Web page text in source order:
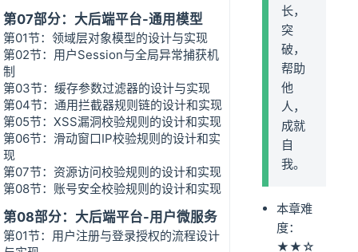
第07部分：大后端平台-通用模型
第01节：领域层对象模型的设计与实现
第02节：用户Session与全局异常捕获机
制
第03节：缓存参数过滤器的设计与实现
第04节：通用拦截器规则链的设计和实现
第05节：XSS漏洞校验规则的设计和实现
第06节：滑动窗口IP校验规则的设计和实
现
第07节：资源访问校验规则的设计和实现
第08节：账号安全校验规则的设计和实现
第08部分：大后端平台-用户微服务
第01节：用户注册与登录授权的流程设计
长，
突
破，
帮助
他
人，
成就
自
我。
本章难
度：
★★☆